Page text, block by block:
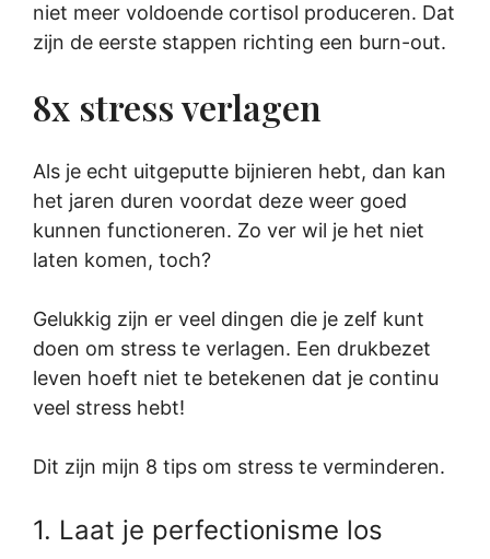
niet meer voldoende cortisol produceren. Dat
zijn de eerste stappen richting een burn-out.
8x stress verlagen
Als je echt uitgeputte bijnieren hebt, dan kan
het jaren duren voordat deze weer goed
kunnen functioneren. Zo ver wil je het niet
laten komen, toch?
Gelukkig zijn er veel dingen die je zelf kunt
doen om stress te verlagen. Een drukbezet
leven hoeft niet te betekenen dat je continu
veel stress hebt!
Dit zijn mijn 8 tips om stress te verminderen.
1. Laat je perfectionisme los